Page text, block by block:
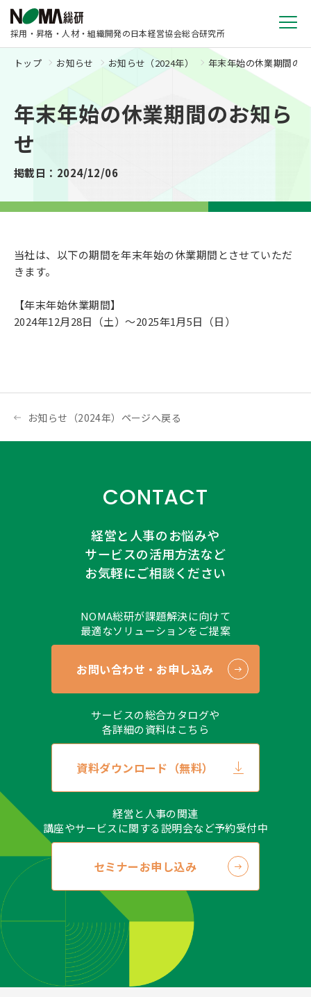
採用・昇格・人材・組織開発の日本経営協会総合研究所
トップ お知らせ お知らせ（2024年） 年末年始の休業期間の
年末年始の休業期間のお知ら
せ
掲載日：2024/12/06
当社は、以下の期間を年末年始の休業期間とさせていただ
きます。
【年末年始休業期間】
2024年12月28日（土）～2025年1月5日（日）
お知らせ（2024年）ページへ戻る
CONTACT
経営と人事のお悩みや
サービスの活用方法など
お気軽にご相談ください
NOMA総研が課題解決に向けて
最適なソリューションをご提案
お問い合わせ・お申し込み
サービスの総合カタログや
各詳細の資料はこちら
資料ダウンロード（無料）
経営と人事の関連
講座やサービスに関する説明会など予約受付中
セミナーお申し込み